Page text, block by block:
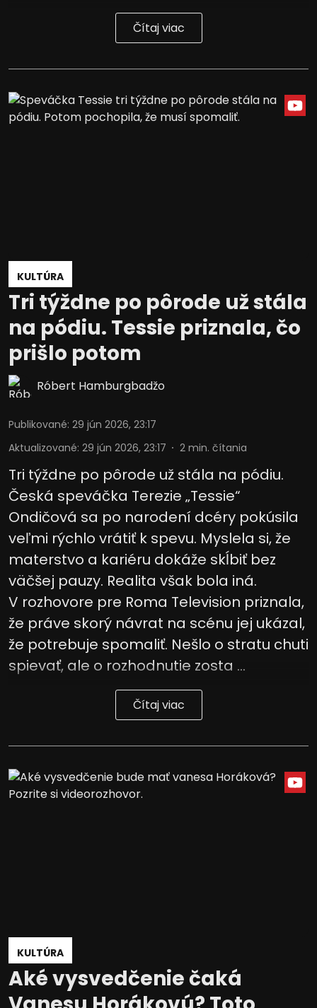
Čítaj viac
KULTÚRA
Tri týždne po pôrode už stála
na pódiu. Tessie priznala, čo
prišlo potom
Róbert Hamburgbadžo
Publikované: 29 jún 2026, 23:17
Aktualizované: 29 jún 2026, 23:17 2 min. čítania
Tri týždne po pôrode už stála na pódiu.
Česká speváčka Terezie „Tessie“
Ondičová sa po narodení dcéry pokúsila
veľmi rýchlo vrátiť k spevu. Myslela si, že
materstvo a kariéru dokáže skĺbiť bez
väčšej pauzy. Realita však bola iná.
V rozhovore pre Roma Television priznala,
že práve skorý návrat na scénu jej ukázal,
že potrebuje spomaliť. Nešlo o stratu chuti
spievať, ale o rozhodnutie zosta ...
Čítaj viac
KULTÚRA
Aké vysvedčenie čaká